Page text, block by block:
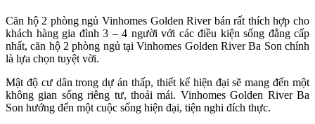
Căn hộ 2 phòng ngủ Vinhomes Golden River bán rất thích hợp cho
khách hàng gia đình 3 – 4 người với các điều kiện sống đẳng cấp
nhất, căn hộ 2 phòng ngủ tại Vinhomes Golden River Ba Son chính
là lựa chọn tuyệt vời.
Mật độ cư dân trong dự án thấp, thiết kế hiện đại sẽ mang đến một
không gian sống riêng tư, thoải mái. Vinhomes Golden River Ba
Son hướng đến một cuộc sống hiện đại, tiện nghi đích thực.